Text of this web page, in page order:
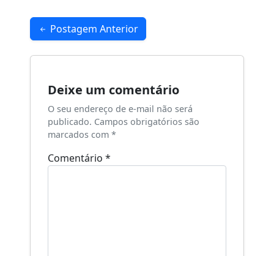
Navegação
de
Post
Postagem Anterior
Deixe um comentário
O seu endereço de e-mail não será
publicado. Campos obrigatórios são
marcados com*
Comentário*